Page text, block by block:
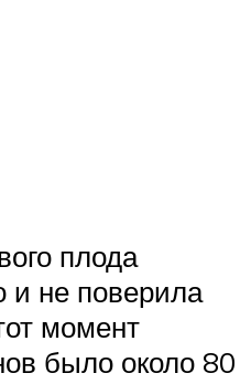
плода
и не поверила
момент
было около 80